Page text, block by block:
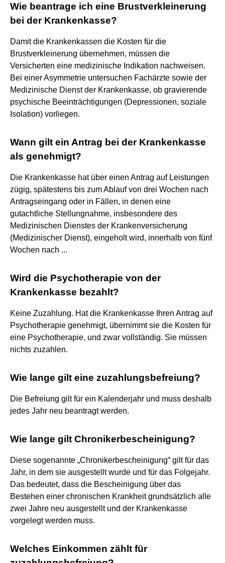
Wie beantrage ich eine Brustverkleinerung
bei der Krankenkasse?
Damit die Krankenkassen die Kosten für die
Brustverkleinerung übernehmen, müssen die
Versicherten eine medizinische Indikation nachweisen.
Bei einer Asymmetrie untersuchen Fachärzte sowie der
Medizinische Dienst der Krankenkasse, ob gravierende
psychische Beeinträchtigungen (Depressionen, soziale
Isolation) vorliegen.
Wann gilt ein Antrag bei der Krankenkasse
als genehmigt?
Die Krankenkasse hat über einen Antrag auf Leistungen
zügig, spätestens bis zum Ablauf von drei Wochen nach
Antragseingang oder in Fällen, in denen eine
gutachtliche Stellungnahme, insbesondere des
Medizinischen Dienstes der Krankenversicherung
(Medizinischer Dienst), eingeholt wird, innerhalb von fünf
Wochen nach ...
Wird die Psychotherapie von der
Krankenkasse bezahlt?
Keine Zuzahlung. Hat die Krankenkasse Ihren Antrag auf
Psychotherapie genehmigt, übernimmt sie die Kosten für
eine Psychotherapie, und zwar vollständig. Sie müssen
nichts zuzahlen.
Wie lange gilt eine zuzahlungsbefreiung?
Die Befreiung gilt für ein Kalenderjahr und muss deshalb
jedes Jahr neu beantragt werden.
Wie lange gilt Chronikerbescheinigung?
Diese sogenannte „Chronikerbescheinigung“ gilt für das
Jahr, in dem sie ausgestellt wurde und für das Folgejahr.
Das bedeutet, dass die Bescheinigung über das
Bestehen einer chronischen Krankheit grundsätzlich alle
zwei Jahre neu ausgestellt und der Krankenkasse
vorgelegt werden muss.
Welches Einkommen zählt für